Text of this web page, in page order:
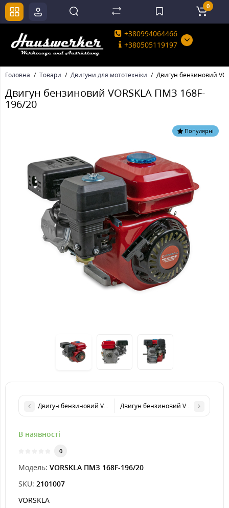
+380994064466
+380505119197
0
Головна Товари Двигуни для мототехніки Двигун бензиновий
Двигун бензиновий VORSKLA ПМЗ 168F-
196/20
Популярні
Двигун бензиновий VORSKLA ПМЗ 168F-196/19
Двигун бензиновий VORSKLA ПМЗ
В наявності
0
Модель: VORSKLA ПМЗ 168F-196/20
SKU: 2101007
VORSKLA